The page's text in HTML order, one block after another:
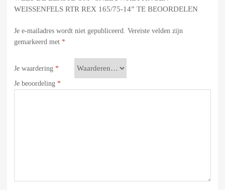
WEISSENFELS RTR REX 165/75-14” TE BEOORDELEN
Je e-mailadres wordt niet gepubliceerd. Vereiste velden zijn
gemarkeerd met *
Je waardering *
Je beoordeling *